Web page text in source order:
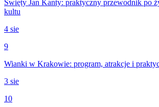
Święty Jan Kanty: praktyczny przewodnik po
kultu
4 sie
9
Wianki w Krakowie: program, atrakcje i
3 sie
10